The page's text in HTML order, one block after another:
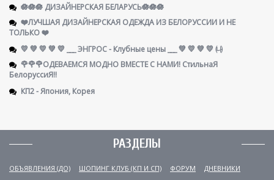
🪷🪷🪷 ДИЗАЙНЕРСКАЯ БЕЛАРУСЬ🪷🪷🪷
❤️ЛУЧШАЯ ДИЗАЙНЕРСКАЯ ОДЕЖДА ИЗ БЕЛОРУССИИ И НЕ
ТОЛЬКО ❤️
💛 💚 💛 💚 💛 ___ ЭНГРОС - Клубные цены ___ 💚 💛 💚 💛 ㈏
🌹🌹🌹ОДЕВАЕМСЯ МОДНО ВМЕСТЕ С НАМИ! СтильнаЯ
БелоруссиЯ‼
КП2 - Япония, Корея
РАЗДЕЛЫ
ОБЪЯВЛЕНИЯ (ДО) ШОПИНГ КЛУБ (КП И СП) ФОРУМ ДНЕВНИКИ